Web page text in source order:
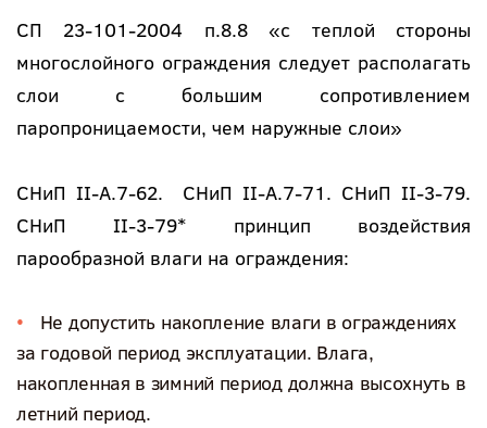
СП 23-101-2004 п.8.8 «с теплой стороны
многослойного ограждения следует располагать
слои с большим сопротивлением
паропроницаемости, чем наружные слои»
СНиП II-А.7-62. СНиП II-А.7-71. СНиП II-3-79.
СНиП II-3-79* принцип воздействия
парообразной влаги на ограждения:
Не допустить накопление влаги в ограждениях
за годовой период эксплуатации. Влага,
накопленная в зимний период должна высохнуть в
летний период.